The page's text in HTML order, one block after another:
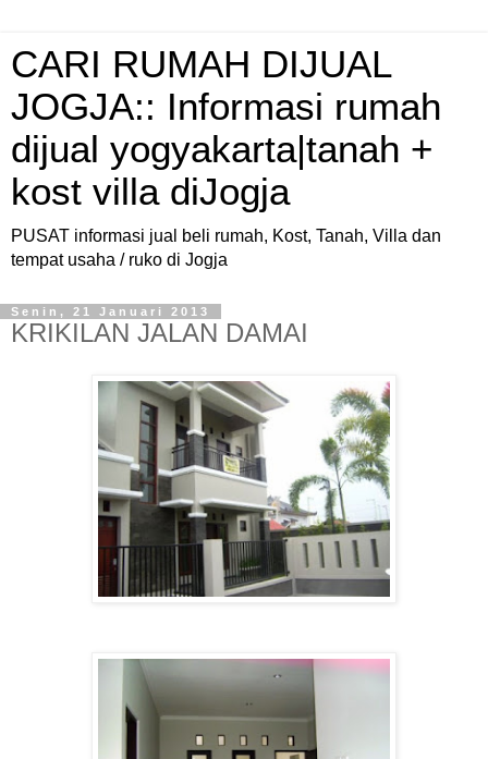
CARI RUMAH DIJUAL
JOGJA:: Informasi rumah
dijual yogyakarta|tanah +
kost villa diJogja
PUSAT informasi jual beli rumah, Kost, Tanah, Villa dan
tempat usaha / ruko di Jogja
Senin, 21 Januari 2013
KRIKILAN JALAN DAMAI